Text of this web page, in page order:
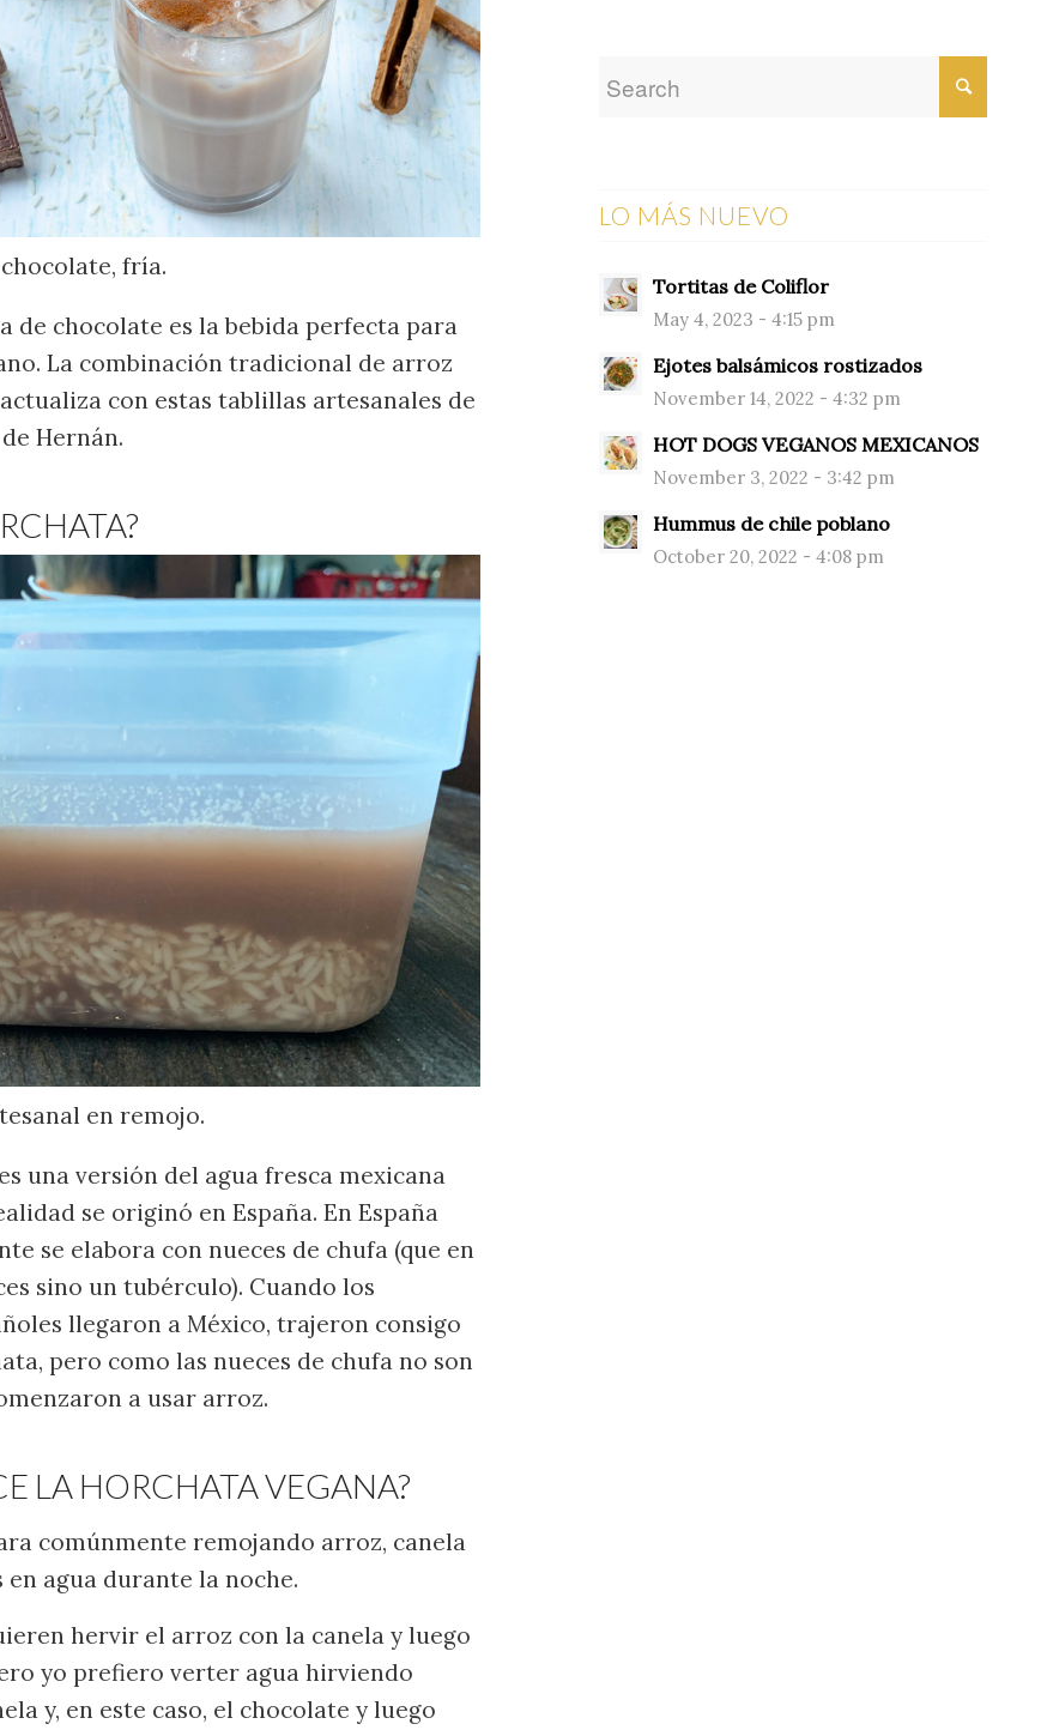
fría.
de chocolate es la bebida perfecta para
La combinación tradicional de arroz
con estas tablillas artesanales de
Hernán.
en remojo.
una versión del agua fresca mexicana
se originó en España. En España
se elabora con nueces de chufa (que en
sino un tubérculo). Cuando los
llegaron a México, trajeron consigo
pero como las nueces de chufa no son
a usar arroz.
LA HORCHATA VEGANA?
comúnmente remojando arroz, canela
en agua durante la noche.
hervir el arroz con la canela y luego
yo prefiero verter agua hirviendo
y, en este caso, el chocolate y luego
LO MÁS NUEVO
Tortitas de Coliflor
May 4, 2023 - 4:15 pm
Ejotes balsámicos rostizados
November 14, 2022 - 4:32 pm
HOT DOGS VEGANOS MEXICANOS
November 3, 2022 - 3:42 pm
Hummus de chile poblano
October 20, 2022 - 4:08 pm